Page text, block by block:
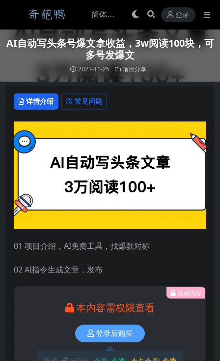
登录
AI自动写头条号爆文拿收益，3w阅读100块，可
多号发爆文
2023-11-25 项目分享
详情介绍 常见问题
01 项目介绍，AI免费工具，找爆款对标
02 AI指令生成文章，发布
隐藏内容
本内容需权限查看
登录后购买